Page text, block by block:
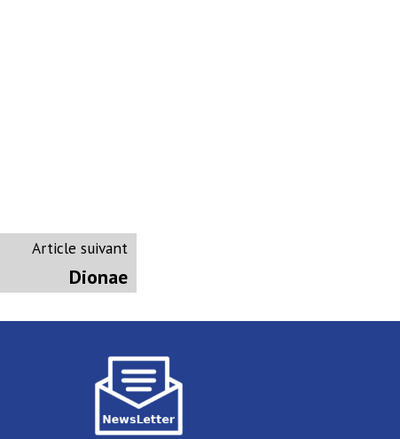
Article suivant
suivant
Dionae